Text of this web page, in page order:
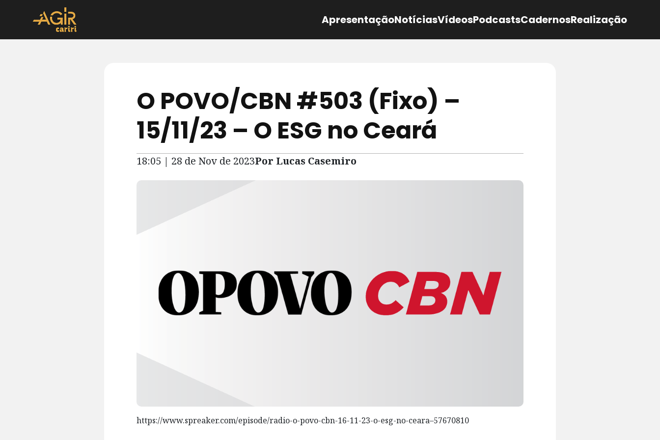
ApresentaçãoNotíciasVídeosPodcastsCadernosRealização
O POVO/CBN #503 (Fixo) –
15/11/23 – O ESG no Ceará
18:05 | 28 de Nov de 2023Por Lucas Casemiro
https://www.spreaker.com/episode/radio-o-povo-cbn-16-11-23-o-esg-no-ceara–57670810